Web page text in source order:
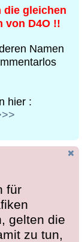
die gleichen
von D4O !!
Namen
hier :
für
gelten die
zu tun,